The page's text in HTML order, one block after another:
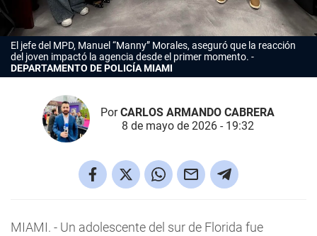
El jefe del MPD, Manuel “Manny” Morales, aseguró que la reacción
del joven impactó la agencia desde el primer momento.
DEPARTAMENTO DE POLICÍA MIAMI
PorCARLOS ARMANDO CABRERA
8 de mayo de 2026 - 19:32
MIAMI. - Un adolescente del sur de Florida fue